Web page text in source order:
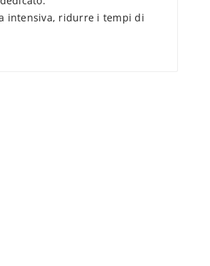
intensiva, ridurre i tempi di